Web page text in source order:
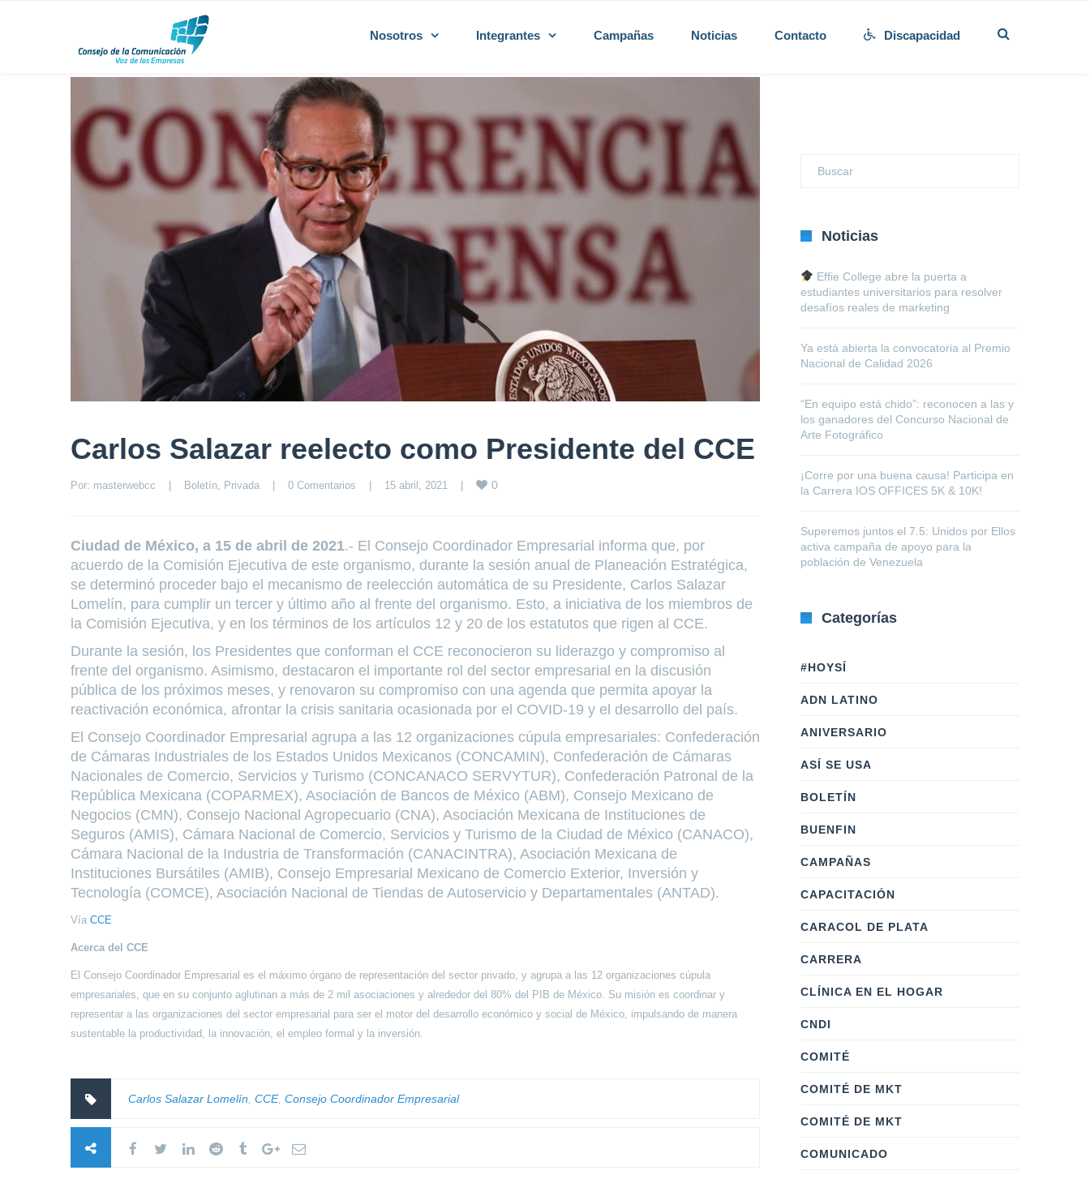
Nosotros Integrantes Campañas Noticias Contacto Discapacidad
Carlos Salazar reelecto como Presidente del CCE
Por: masterwebcc Boletín, Privada 0 Comentarios 15 abril, 2021 0
Ciudad de México, a 15 de abril de 2021.- El Consejo Coordinador Empresarial informa que, por
acuerdo de la Comisión Ejecutiva de este organismo, durante la sesión anual de Planeación Estratégica,
se determinó proceder bajo el mecanismo de reelección automática de su Presidente, Carlos Salazar
Lomelín, para cumplir un tercer y último año al frente del organismo. Esto, a iniciativa de los miembros de
la Comisión Ejecutiva, y en los términos de los artículos 12 y 20 de los estatutos que rigen al CCE.
Durante la sesión, los Presidentes que conforman el CCE reconocieron su liderazgo y compromiso al
frente del organismo. Asimismo, destacaron el importante rol del sector empresarial en la discusión
pública de los próximos meses, y renovaron su compromiso con una agenda que permita apoyar la
reactivación económica, afrontar la crisis sanitaria ocasionada por el COVID-19 y el desarrollo del país.
El Consejo Coordinador Empresarial agrupa a las 12 organizaciones cúpula empresariales: Confederación
de Cámaras Industriales de los Estados Unidos Mexicanos (CONCAMIN), Confederación de Cámaras
Nacionales de Comercio, Servicios y Turismo (CONCANACO SERVYTUR), Confederación Patronal de la
República Mexicana (COPARMEX), Asociación de Bancos de México (ABM), Consejo Mexicano de
Negocios (CMN), Consejo Nacional Agropecuario (CNA), Asociación Mexicana de Instituciones de
Seguros (AMIS), Cámara Nacional de Comercio, Servicios y Turismo de la Ciudad de México (CANACO),
Cámara Nacional de la Industria de Transformación (CANACINTRA), Asociación Mexicana de
Instituciones Bursátiles (AMIB), Consejo Empresarial Mexicano de Comercio Exterior, Inversión y
Tecnología (COMCE), Asociación Nacional de Tiendas de Autoservicio y Departamentales (ANTAD).
Vía CCE
Acerca del CCE
El Consejo Coordinador Empresarial es el máximo órgano de representación del sector privado, y agrupa a las 12 organizaciones cúpula
empresariales, que en su conjunto aglutinan a más de 2 mil asociaciones y alrededor del 80% del PIB de México. Su misión es coordinar y
representar a las organizaciones del sector empresarial para ser el motor del desarrollo económico y social de México, impulsando de manera
sustentable la productividad, la innovación, el empleo formal y la inversión.
Carlos Salazar Lomelín, CCE, Consejo Coordinador Empresarial
Noticias
Effie College abre la puerta a
estudiantes universitarios para resolver
desafíos reales de marketing
Ya está abierta la convocatoria al Premio
Nacional de Calidad 2026
“En equipo está chido”: reconocen a las y
los ganadores del Concurso Nacional de
Arte Fotográfico
¡Corre por una buena causa! Participa en
la Carrera IOS OFFICES 5K & 10K!
Superemos juntos el 7.5: Unidos por Ellos
activa campaña de apoyo para la
población de Venezuela
Categorías
#HOYSÍ
ADN LATINO
ANIVERSARIO
ASÍ SE USA
BOLETÍN
BUENFIN
CAMPAÑAS
CAPACITACIÓN
CARACOL DE PLATA
CARRERA
CLÍNICA EN EL HOGAR
CNDI
COMITÉ
COMITÉ DE MKT
COMITÉ DE MKT
COMUNICADO